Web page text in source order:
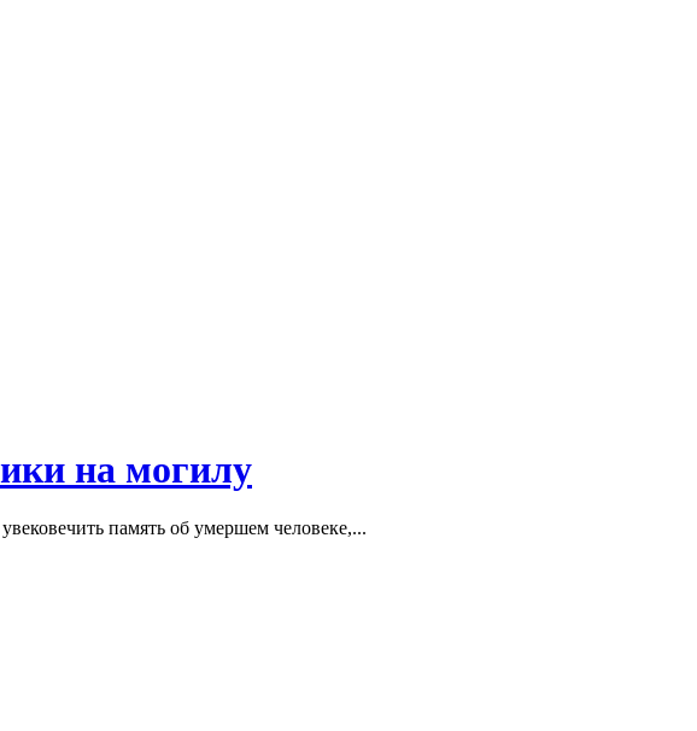
на могилу
память об умершем человеке,...